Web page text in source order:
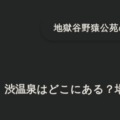
地獄谷野猿公苑
渋温泉はどこにある？